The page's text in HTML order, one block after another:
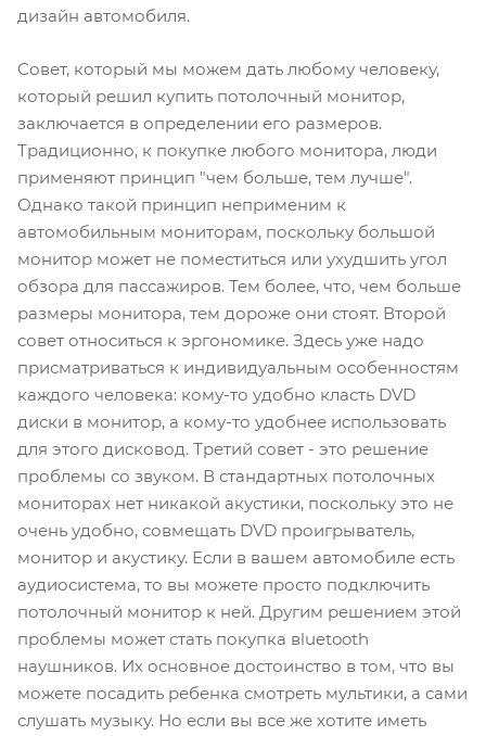
дизайн автомобиля.
Совет, который мы можем дать любому человеку,
который решил купить потолочный монитор,
заключается в определении его размеров.
Традиционно, к покупке любого монитора, люди
применяют принцип "чем больше, тем лучше".
Однако такой принцип неприменим к
автомобильным мониторам, поскольку большой
монитор может не поместиться или ухудшить угол
обзора для пассажиров. Тем более, что, чем больше
размеры монитора, тем дороже они стоят. Второй
совет относиться к эргономике. Здесь уже надо
присматриваться к индивидуальным особенностям
каждого человека: кому-то удобно класть DVD
диски в монитор, а кому-то удобнее использовать
для этого дисковод. Третий совет - это решение
проблемы со звуком. В стандартных потолочных
мониторах нет никакой акустики, поскольку это не
очень удобно, совмещать DVD проигрыватель,
монитор и акустику. Если в вашем автомобиле есть
аудиосистема, то вы можете просто подключить
потолочный монитор к ней. Другим решением этой
проблемы может стать покупка вluetooth
наушников. Их основное достоинство в том, что вы
можете посадить ребенка смотреть мультики, а сами
слушать музыку. Но если вы все же хотите иметь